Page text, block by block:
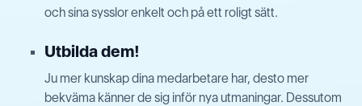
och sina sysslor enkelt och på ett roligt sätt.
Utbilda dem!
Ju mer kunskap dina medarbetare har, desto mer
bekväma känner de sig inför nya utmaningar. Dessutom